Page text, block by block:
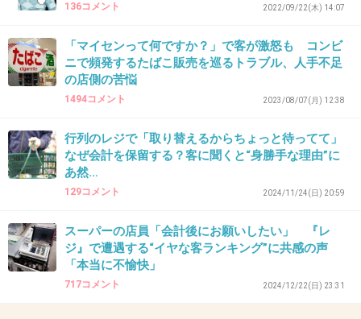
4件の返信
45. 匿名2026/06/03(水) 14:56:52
流れが速い列に並べたと思ってもレシート交換
のタイミングになったり
前のお客さんの支払いがトラブったり
レジで待つのも人生よ
136コメント 2022/09/22(木) 14:07
「マイセンって何ですか？」で客が激怒も コンビ
ニで頻発するたばこ販売を巡るトラブル、人手不足
の店側の苦悩
1494コメント 2023/08/07(月) 12:38
行列のレジで「取り替えるからちょっと待ってて」
なぜ会計を保留する？客に聞くと“身勝手な理由”に
あ然…
129コメント 2024/11/24(日) 20:59
スーパーの店員「会計後にお願いしたい」 『レ
ジ』で遭遇する“イヤな客ランキング”に共感の声
「本当に不愉快」
717コメント 2024/12/22(日) 23:31